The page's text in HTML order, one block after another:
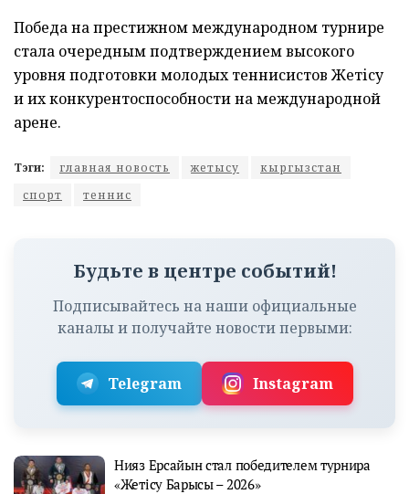
Победа на престижном международном турнире
стала очередным подтверждением высокого
уровня подготовки молодых теннисистов Жетісу
и их конкурентоспособности на международной
арене.
Тэги: главная новость жетысу
кыргызстан
спорт
теннис
Будьте в центре событий!
Подписывайтесь на наши официальные
каналы и получайте новости первыми:
Telegram Instagram
Нияз Ерсайын стал победителем турнира
«Жетісу Барысы – 2026»